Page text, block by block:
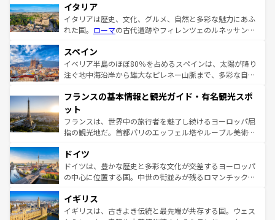
イタリア
イタリアは歴史、文化、グルメ、自然と多彩な魅力にあふ
れた国。 ローマの古代遺跡やフィレンツェのルネッサンス
ろん、トスカーナの美しい田園風景やアマルフィ海岸の絶
景など、自然景観も見逃せない。観光の合間には、本場の
ピザやパスタなど、絶品のイタリア料理を堪能することも
ませてくれるイタリアで、忘れられない旅をしてみよう！
なお、新着のイタリア情報は
しい。
スペイン
イベリア半島のほぼ80％を占めるスペインは、太陽が降り
注ぐ地中海沿岸から雄大なピレネー山脈まで、多彩な自然
文化が根付くこの国では、情熱的なフラメンコ、熱気あふ
れる闘牛、そして美味しいタパスが生活の一部となってい
る。首都マドリードの洗練された雰囲気や、バルセロナの
アートに溢れた街角から、地方では古代ローマ遺跡や中世
せる。地方によって風土や気候が異なるスペインはその個
性で訪れる人を魅了する。 なお、新着のスペイン情報は コ
ンテンツ一覧を参照してほしい。
フランスの基本情報と観光ガイド・有名観光スポ
ット
フランスは、世界中の旅行者を魅了し続けるヨーロッパ屈
指の観光地だ。首都パリのエッフェル塔やルーブル美術館
で、幅広い魅力が詰まっている。華麗な宮殿、歴史的な大
聖堂、美しいビーチ、そして豊かな自然が、訪れる者を心
から魅了する。また、フランスは美食の国としても知ら
いる。シャンパンの発祥地であるランス、プロヴァンスの
香り高いラベンダー畑など、多彩な楽しみ方が可能だ。さ
ドイツ
ドイツは、豊かな歴史と多彩な文化が交差するヨーロッパ
の中心に位置する国。中世の街並みが残るロマンチック街
顔を持つこの国は、どこを歩いても飽きることがない。ベ
ルリンの文化的活気、バイエルン州のアルプスの絶景、そ
イギリス
イギリスは、古きよき伝統と最先端が共存する国。ウェス